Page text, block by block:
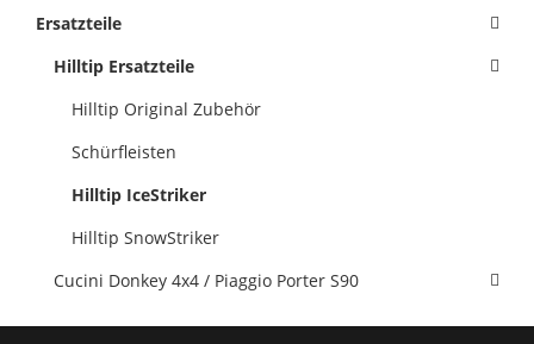
Ersatzteile
Hilltip Ersatzteile
Hilltip Original Zubehör
Schürfleisten
Hilltip IceStriker
Hilltip SnowStriker
Cucini Donkey 4x4 / Piaggio Porter S90